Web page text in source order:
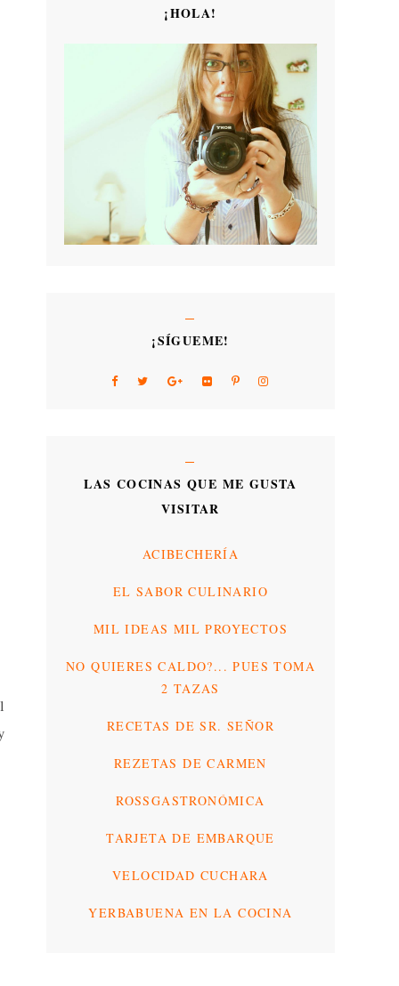
¡HOLA!
¡SÍGUEME!
LAS COCINAS QUE ME GUSTA
VISITAR
ACIBECHERÍA
EL SABOR CULINARIO
MIL IDEAS MIL PROYECTOS
NO QUIERES CALDO?... PUES TOMA
2 TAZAS
RECETAS DE SR. SEÑOR
REZETAS DE CARMEN
ROSSGASTRONÓMICA
TARJETA DE EMBARQUE
VELOCIDAD CUCHARA
YERBABUENA EN LA COCINA